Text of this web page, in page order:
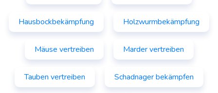
Hausbockbekämpfung Holzwurmbekämpfung
Mäuse vertreiben Marder vertreiben
Tauben vertreiben Schadnager bekämpfen